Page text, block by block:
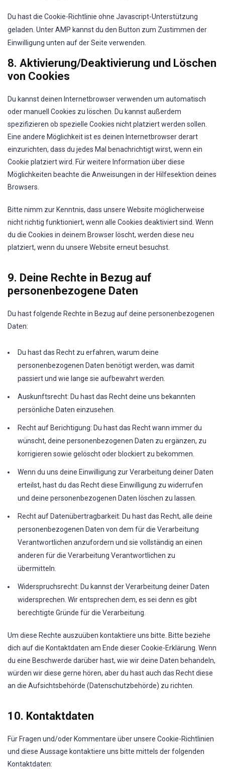
Du hast die Cookie-Richtlinie ohne Javascript-Unterstützung
geladen. Unter AMP kannst du den Button zum Zustimmen der
Einwilligung unten auf der Seite verwenden.
8. Aktivierung/Deaktivierung und Löschen
von Cookies
Du kannst deinen Internetbrowser verwenden um automatisch
oder manuell Cookies zu löschen. Du kannst außerdem
spezifizieren ob spezielle Cookies nicht platziert werden sollen.
Eine andere Möglichkeit ist es deinen Internetbrowser derart
einzurichten, dass du jedes Mal benachrichtigt wirst, wenn ein
Cookie platziert wird. Für weitere Information über diese
Möglichkeiten beachte die Anweisungen in der Hilfesektion deines
Browsers.
Bitte nimm zur Kenntnis, dass unsere Website möglicherweise
nicht richtig funktioniert, wenn alle Cookies deaktiviert sind. Wenn
du die Cookies in deinem Browser löscht, werden diese neu
platziert, wenn du unsere Website erneut besuchst.
9. Deine Rechte in Bezug auf
personenbezogene Daten
Du hast folgende Rechte in Bezug auf deine personenbezogenen
Daten:
Du hast das Recht zu erfahren, warum deine
personenbezogenen Daten benötigt werden, was damit
passiert und wie lange sie aufbewahrt werden.
Auskunftsrecht: Du hast das Recht deine uns bekannten
persönliche Daten einzusehen.
Recht auf Berichtigung: Du hast das Recht wann immer du
wünscht, deine personenbezogenen Daten zu ergänzen, zu
korrigieren sowie gelöscht oder blockiert zu bekommen.
Wenn du uns deine Einwilligung zur Verarbeitung deiner Daten
erteilst, hast du das Recht diese Einwilligung zu widerrufen
und deine personenbezogenen Daten löschen zu lassen.
Recht auf Datenübertragbarkeit: Du hast das Recht, alle deine
personenbezogenen Daten von dem für die Verarbeitung
Verantwortlichen anzufordern und sie vollständig an einen
anderen für die Verarbeitung Verantwortlichen zu
übermitteln.
Widerspruchsrecht: Du kannst der Verarbeitung deiner Daten
widersprechen. Wir entsprechen dem, es sei denn es gibt
berechtigte Gründe für die Verarbeitung.
Um diese Rechte auszuüben kontaktiere uns bitte. Bitte beziehe
dich auf die Kontaktdaten am Ende dieser Cookie-Erklärung. Wenn
du eine Beschwerde darüber hast, wie wir deine Daten behandeln,
würden wir diese gerne hören, aber du hast auch das Recht diese
an die Aufsichtsbehörde (Datenschutzbehörde) zu richten.
10. Kontaktdaten
Für Fragen und/oder Kommentare über unsere Cookie-Richtlinien
und diese Aussage kontaktiere uns bitte mittels der folgenden
Kontaktdaten: